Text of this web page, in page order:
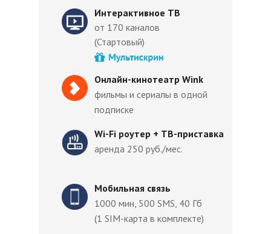
Онлайн-кинотеатр Wink
фильмы и сериалы в одной
подписке
Интерактивное ТВ
от 170 каналов
(Стартовый)
Wi-Fi роутер + ТВ-приставка
аренда 250 руб./мес.
Мобильная связь
1000 мин, 500 SMS, 40 Гб
(1 SIM-карта в комплекте)